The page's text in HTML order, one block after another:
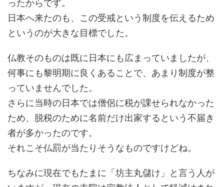
ったからです。
日本へ来たのも、この受戒という制度を伝えるため
というのが大きな目標でした。
仏教そのものは既に日本にも広まっていましたが、
何事にも黎明期に良くあることで、あまり制度が整
っていませんでした。
さらに当時の日本では僧侶に税が課せられなかった
ため、脱税のために名前だけ出家するという不届き
者が多かったのです。
それこそ仏罰が当たりそうなものですけどね。
ちなみに現在でもたまに「坊主丸儲け」と言う人が